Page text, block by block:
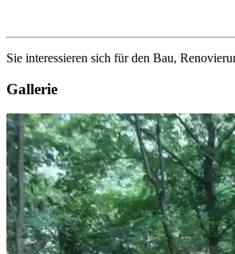
Sie interessieren sich für den Bau,
Gallerie